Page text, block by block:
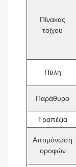
Πίνακας
τοίχου
Πύλη
Παράθυρο
Τραπέζια
Απομόνωση
οροφών